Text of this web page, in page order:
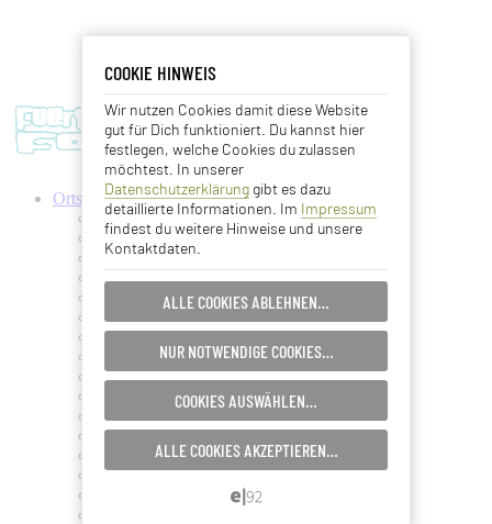
COOKIE HINWEIS
Wir nutzen Cookies damit diese Website
gut für Dich funktioniert. Du kannst hier
festlegen, welche Cookies du zulassen
möchtest. In unserer
Datenschutzerklärung gibt es dazu
detaillierte Informationen. Im Impressum
findest du weitere Hinweise und unsere
Kontaktdaten.
ALLE COOKIES ABLEHNEN…
NUR NOTWENDIGE COOKIES…
COOKIES AUSWÄHLEN…
ALLE COOKIES AKZEPTIEREN…
Essentielle Cookies
Advertising Cookies
EINSTELLUNGEN SPEICHERN…
ABBRECHEN…
Ortschaften
Antigua
Ajuy
Betancuria
Caleta de Fuste
Corralejo
Costa Calma
El Cotillo
Gran Tarajal
La Lajita
La Oliva
La Pared
Lajares